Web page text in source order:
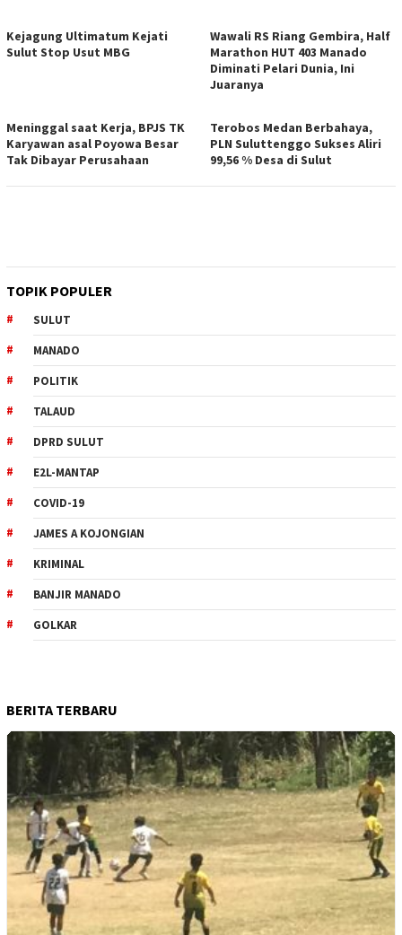
Kejagung Ultimatum Kejati
Sulut Stop Usut MBG
Wawali RS Riang Gembira, Half
Marathon HUT 403 Manado
Diminati Pelari Dunia, Ini
Juaranya
Meninggal saat Kerja, BPJS TK
Karyawan asal Poyowa Besar
Tak Dibayar Perusahaan
Terobos Medan Berbahaya,
PLN Suluttenggo Sukses Aliri
99,56 % Desa di Sulut
TOPIK POPULER
SULUT
MANADO
POLITIK
TALAUD
DPRD SULUT
E2L-MANTAP
COVID-19
JAMES A KOJONGIAN
KRIMINAL
BANJIR MANADO
GOLKAR
BERITA TERBARU